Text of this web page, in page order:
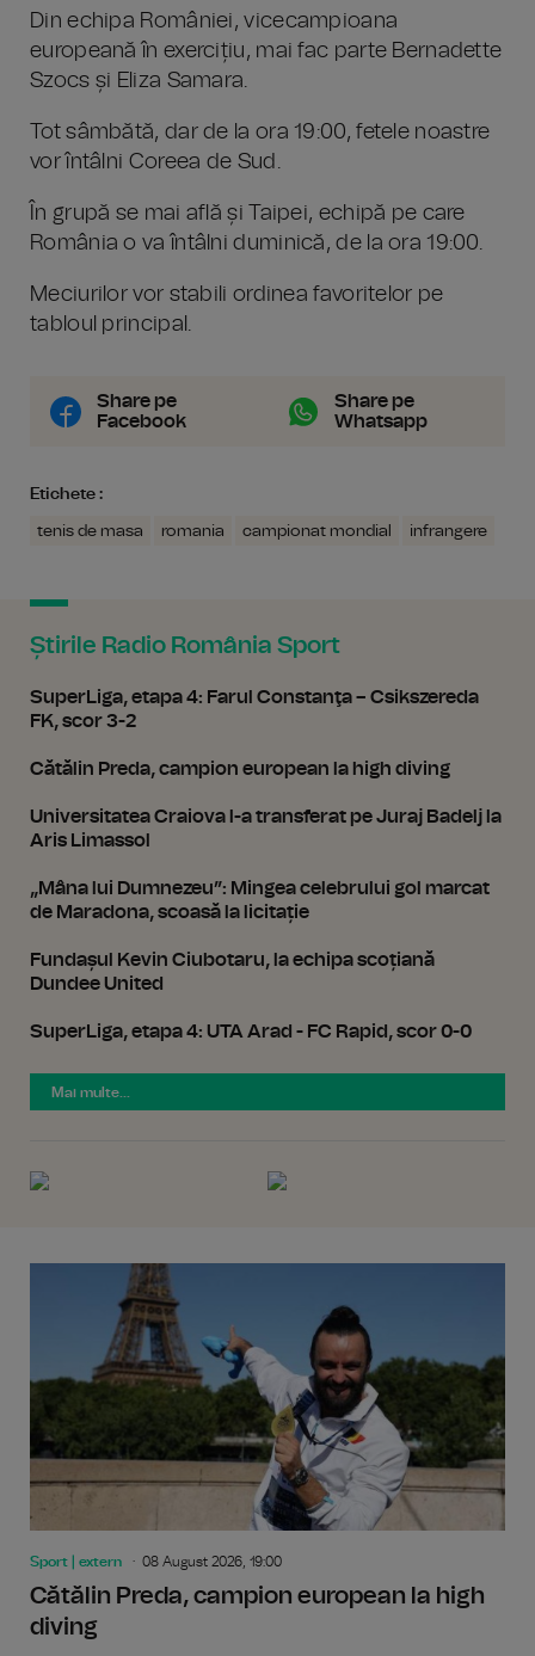
Din echipa României, vicecampioana
europeană în exercițiu, mai fac parte Bernadette
Szocs și Eliza Samara.
Tot sâmbătă, dar de la ora 19:00, fetele noastre
vor întâlni Coreea de Sud.
În grupă se mai află și Taipei, echipă pe care
România o va întâlni duminică, de la ora 19:00.
Meciurilor vor stabili ordinea favoritelor pe
tabloul principal.
Share pe
Facebook
Share pe
Whatsapp
Etichete :
tenis de masa romania campionat mondial infrangere
Știrile Radio România Sport
SuperLiga, etapa 4: Farul Constanţa – Csikszereda
FK, scor 3-2
Cătălin Preda, campion european la high diving
Universitatea Craiova l-a transferat pe Juraj Badelj la
Aris Limassol
„Mâna lui Dumnezeu”: Mingea celebrului gol marcat
de Maradona, scoasă la licitație
Fundașul Kevin Ciubotaru, la echipa scoțiană
Dundee United
SuperLiga, etapa 4: UTA Arad - FC Rapid, scor 0-0
Mai multe...
Sport | extern 08 August 2026, 19:00
Cătălin Preda, campion european la high
diving